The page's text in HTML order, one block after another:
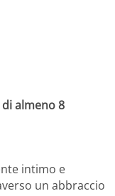
almeno 8
intimo e
un abbraccio